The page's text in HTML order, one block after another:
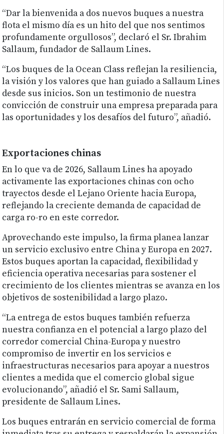
“Dar la bienvenida a dos nuevos buques a nuestra
flota el mismo día es un hito del que nos sentimos
profundamente orgullosos”, declaró el Sr. Ibrahim
Sallaum, fundador de Sallaum Lines.
“Los buques de la Ocean Class reflejan la resiliencia,
la visión y los valores que han guiado a Sallaum Lines
desde sus inicios. Son un testimonio de nuestra
convicción de construir una empresa preparada para
las oportunidades y los desafíos del futuro”, añadió.
Exportaciones chinas
En lo que va de 2026, Sallaum Lines ha apoyado
activamente las exportaciones chinas con ocho
trayectos desde el Lejano Oriente hacia Europa,
reflejando la creciente demanda de capacidad de
carga ro-ro en este corredor.
Aprovechando este impulso, la firma planea lanzar
un servicio exclusivo entre China y Europa en 2027.
Estos buques aportan la capacidad, flexibilidad y
eficiencia operativa necesarias para sostener el
crecimiento de los clientes mientras se avanza en los
objetivos de sostenibilidad a largo plazo.
“La entrega de estos buques también refuerza
nuestra confianza en el potencial a largo plazo del
corredor comercial China-Europa y nuestro
compromiso de invertir en los servicios e
infraestructuras necesarios para apoyar a nuestros
clientes a medida que el comercio global sigue
evolucionando”, añadió el Sr. Sami Sallaum,
presidente de Sallaum Lines.
Los buques entrarán en servicio comercial de forma